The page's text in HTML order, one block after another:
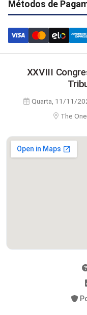
Métodos de
XXVIII
Quarta, 11/11/
The